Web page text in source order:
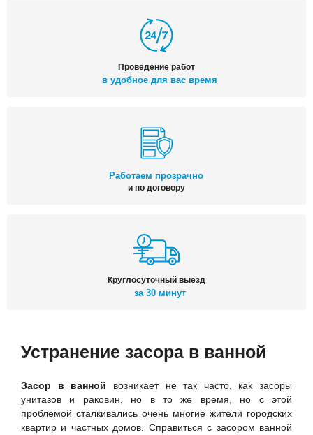
Проведение работ
в удобное для вас время
Работаем прозрачно
и по договору
Круглосуточный выезд
за 30 минут
Устранение засора в ванной
Засор в ванной возникает не так часто, как засоры
унитазов и раковин, но в то же время, но с этой
проблемой сталкивались очень многие жители городских
квартир и частных домов. Справиться с засором ванной